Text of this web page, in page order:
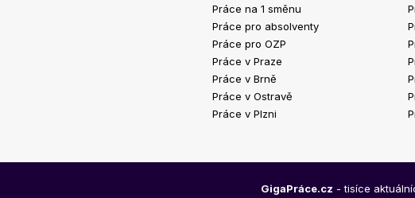
Práce na 1 směnu
Práce pro absolventy
Práce pro OZP
Práce v Praze
Práce v Brně
Práce v Ostravě
Práce v Plzni
GigaPráce.cz - tisíce